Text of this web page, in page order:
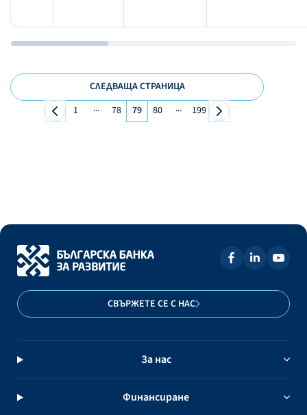
СЛЕДВАЩА СТРАНИЦА
1
... 78 79 80 ... 199
СВЪРЖЕТЕ СЕ С НАС
За нас
Финансиране